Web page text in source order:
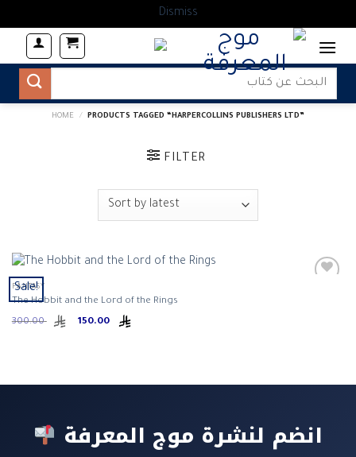
Dismiss
content
Search
HOME / PRODUCTS TAGGED “HARPERCOLLINS PUBLISHERS LTD”
FILTER
Sale!
FANTASY
The Hobbit and the Lord of the Rings
300.00
Original
price
150.00
انضم لنشرة موج المعرفة